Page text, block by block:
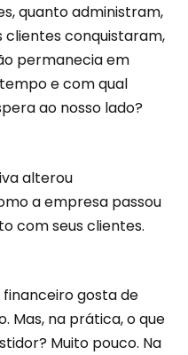
quanto administram,
conquistaram,
permanecia em
e com qual
ao nosso lado?
alterou
a empresa passou
com seus clientes.
gosta de
Mas, na prática, o que
Muito pouco. Na